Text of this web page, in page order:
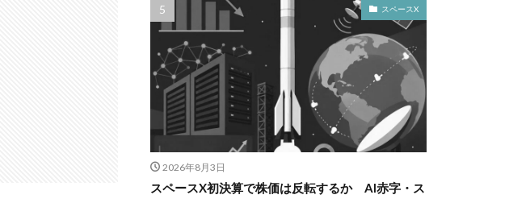
スペースX
2026年8月3日
スペースX初決算で株価は反転するか AI赤字・ス